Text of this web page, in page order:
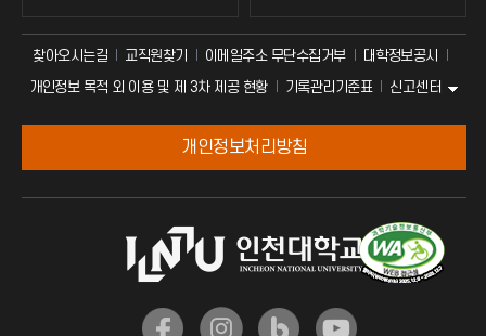
찾아오시는길 교직원찾기 이메일주소 무단수집거부
대학정보공시
개인정보 목적 외 이용 및 제 3차 제공 현황
기록관리기준표 신고센터
개인정보처리방침